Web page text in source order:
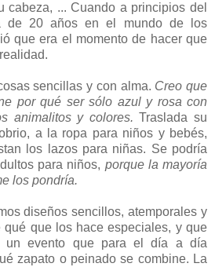
cabeza, ... Cuando a principios del
de 20 años en el mundo de los
que era el momento de hacer que
sencillas y con alma. Creo que
por qué ser sólo azul y rosa con
animalitos y colores. Traslada su
a la ropa para niños y bebés,
los lazos para niñas. Se podría
para niños, porque la mayoría
los pondría.
diseños sencillos, atemporales y
que los hace especiales, y que
un evento que para el día a día
zapato o peinado se combine. La